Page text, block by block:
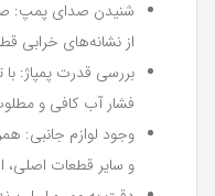
شنیدن صدای پمپ:
از نشانه‌های خرابی
بررسی قدرت پمپاژ:
فشار آب کافی و
وجود لوازم جانبی:
و سایر قطعات